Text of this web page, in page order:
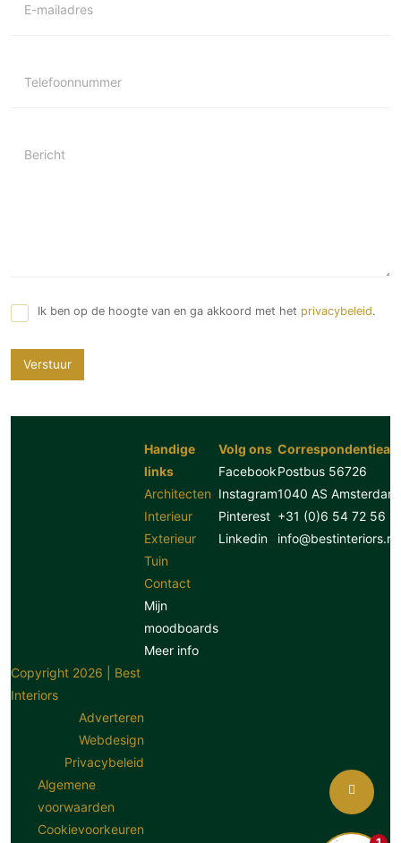
E-mailadres
Telefoonnummer
Bericht
Ik ben op de hoogte van en ga akkoord met het privacybeleid.
Verstuur
Handige
links
Architecten
Interieur
Exterieur
Tuin
Contact
Mijn
moodboards
Meer info
Volg ons
Facebook
Instagram
Pinterest
Linkedin
Postbus 56726
1040 AS Amsterdam
+31 (0)6 54 72 56
info@bestinteriors.nl
Copyright 2026 | Best
Interiors
Adverteren
Webdesign
Privacybeleid
Algemene
voorwaarden
Cookievoorkeuren